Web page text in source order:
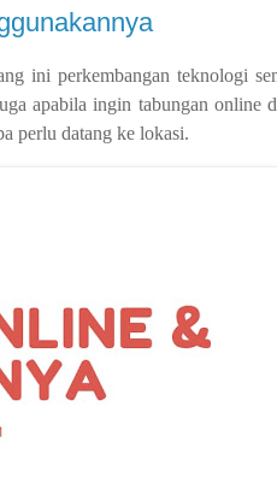
ini perkembangan teknologi
apabila ingin tabungan online
perlu datang ke lokasi.